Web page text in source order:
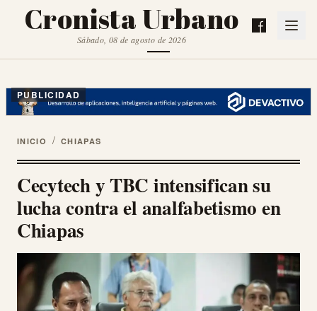
Cronista Urbano
Sábado, 08 de agosto de 2026
PUBLICIDAD
INICIO / CHIAPAS
Cecytech y TBC intensifican su
lucha contra el analfabetismo en
Chiapas